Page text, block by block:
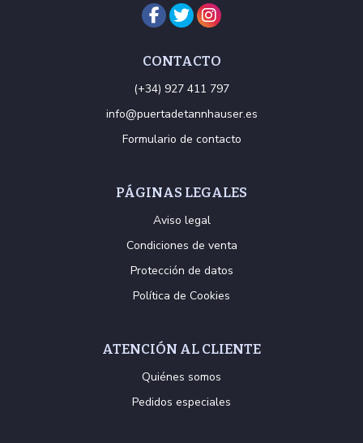
CONTACTO
(+34) 927 411 797
info@puertadetannhauser.es
Formulario de contacto
PÁGINAS LEGALES
Aviso legal
Condiciones de venta
Protección de datos
Política de Cookies
ATENCIÓN AL CLIENTE
Quiénes somos
Pedidos especiales